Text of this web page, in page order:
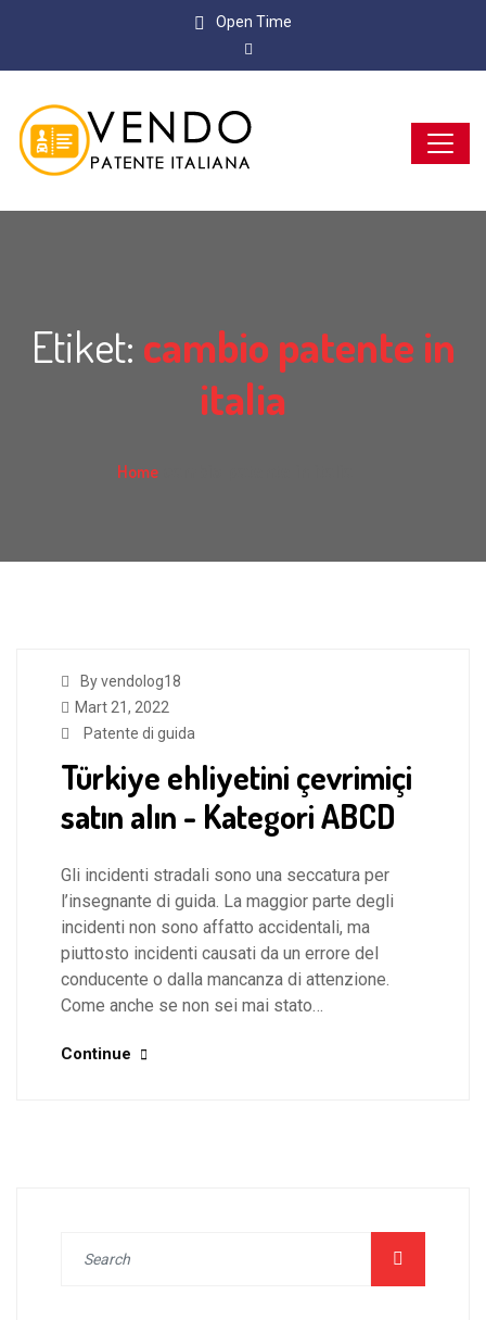
Open Time
Etiket: cambio patente in
italia
Homecambio patente in italia
By vendolog18
Mart 21, 2022
Patente di guida
Türkiye ehliyetini çevrimiçi
satın alın - Kategori ABCD
Gli incidenti stradali sono una seccatura per
l’insegnante di guida. La maggior parte degli
incidenti non sono affatto accidentali, ma
piuttosto incidenti causati da un errore del
conducente o dalla mancanza di attenzione.
Come anche se non sei mai stato…
Continue